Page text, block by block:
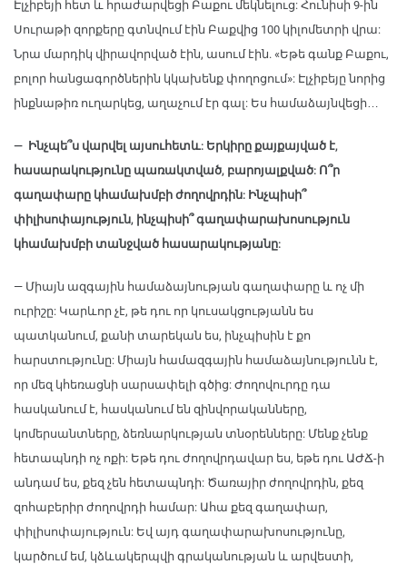
Էլչիբեյի հետ և հրաժարվեցի Բաքու մեկնելուց: Հունիսի 9-ին
Սուրաթի զորքերը գտնվում էին Բաքվից 100 կիլոմետրի վրա:
Նրա մարդիկ վիրավորված էին, ասում էին. «Եթե գանք Բաքու,
բոլոր հանցագործներին կկախենք փողոցում»: Էլչիբեյը նորից
ինքնաթիռ ուղարկեց, աղաչում էր գալ: Ես համաձայնվեցի…
— Ինչպե՞ս վարվել այսուհետև: Երկիրը քայքայված է,
հասարակությունը պառակտված, բարոյալքված: Ո՞ր
գաղափարը կհամախմբի ժողովրդին: Ինչպիսի՞
փիլիսոփայություն, ինչպիսի՞ գաղափարախոսություն
կհամախմբի տանջված հասարակությանը:
— Միայն ազգային համաձայնության գաղափարը և ոչ մի
ուրիշը: Կարևոր չէ, թե դու որ կուսակցությանն ես
պատկանում, քանի տարեկան ես, ինչպիսին է քո
հարստությունը: Միայն համազգային համաձայնությունն է,
որ մեզ կհեռացնի սարսափելի գծից: Ժողովուրդը դա
հասկանում է, հասկանում են զինվորականները,
կոմերսանտները, ձեռնարկության տնօրենները: Մենք չենք
հետապնդի ոչ ոքի: Եթե դու ժողովրդավար ես, եթե դու ԱԺՃ-ի
անդամ ես, քեզ չեն հետապնդի: Ծառայիր ժողովրդին, քեզ
զոհաբերիր ժողովրդի համար: Ահա քեզ գաղափար,
փիլիսոփայություն: Եվ այդ գաղափարախոսությունը,
կարծում եմ, կձևակերպվի գրականության և արվեստի,